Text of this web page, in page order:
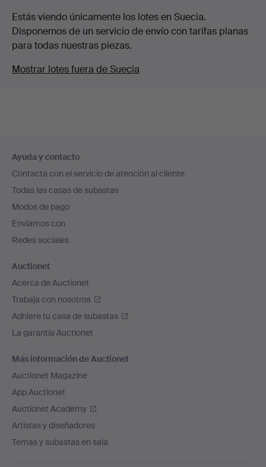
Estás viendo únicamente los lotes en Suecia.
Disponemos de un servicio de envío con tarifas planas
para todas nuestras piezas.
Mostrar lotes fuera de Suecia
en
el
pie
de
página
Ayuda y contacto
Contacta con el servicio de atención al cliente
Todas las casas de subastas
Modos de pago
Enviamos con
Redes sociales
Auctionet
Acerca de Auctionet
Trabaja con nosotros
Adhiere tu casa de subastas
La garantía Auctionet
Más información de Auctionet
Auctionet Magazine
App Auctionet
Auctionet Academy
Artistas y diseñadores
Temas y subastas en sala